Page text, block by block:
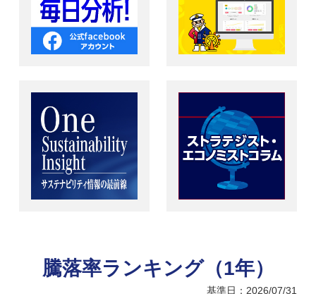
騰落率ランキング（1年）
基準日：2026/07/31